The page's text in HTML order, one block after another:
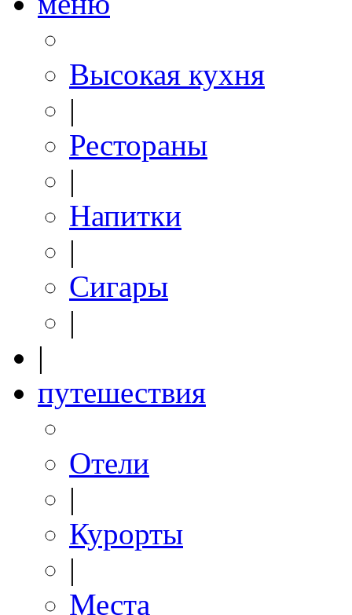
Высокая кухня
|
Рестораны
|
Напитки
|
Сигары
|
|
путешествия
Отели
|
Курорты
|
Места